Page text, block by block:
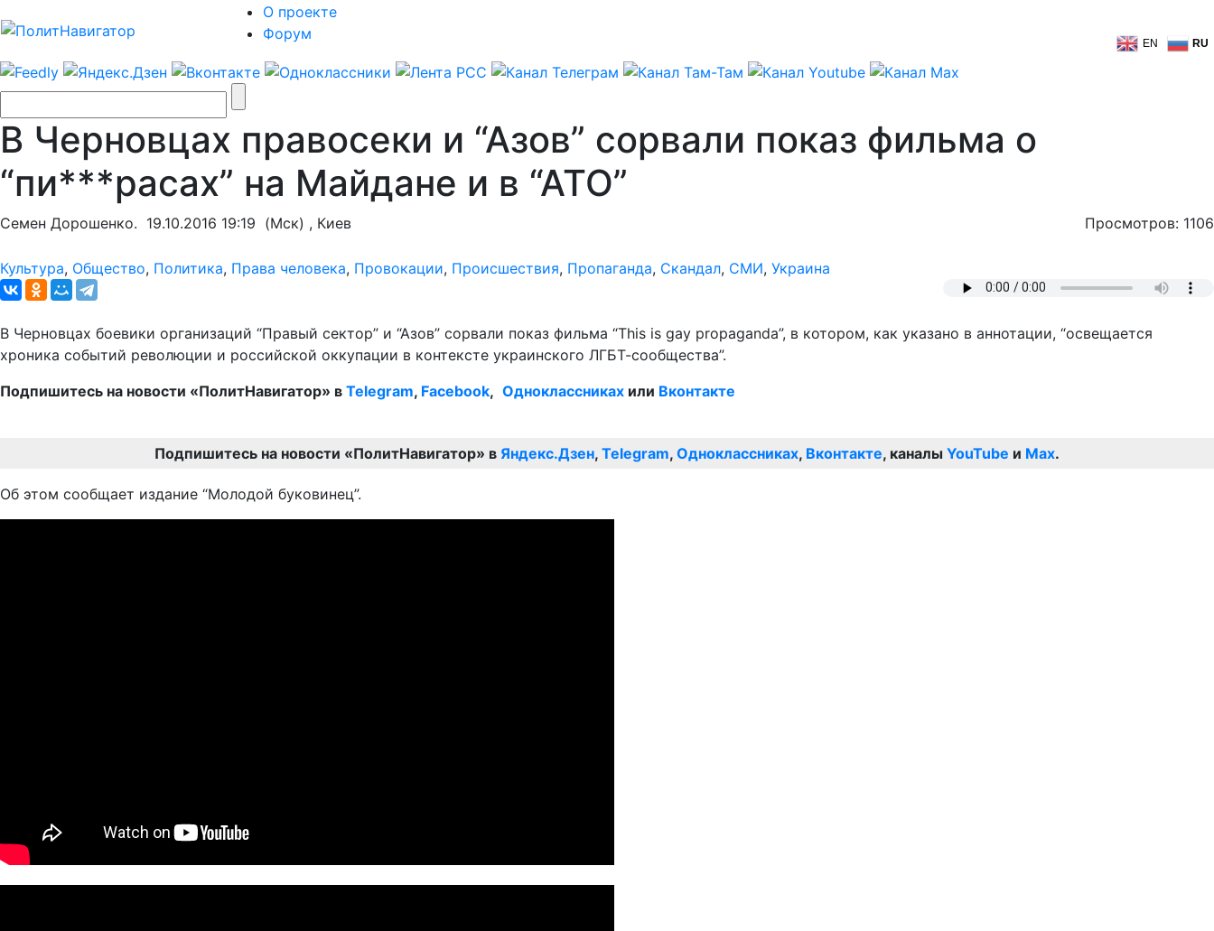
О проекте
Форум
EN RU
В Черновцах правосеки и “Азов” сорвали показ фильма о
“пи***расах” на Майдане и в “АТО”
Семен Дорошенко. 19.10.2016 19:19 (Мск) , Киев Просмотров: 1106
Культура, Общество, Политика, Права человека, Провокации, Происшествия, Пропаганда, Скандал, СМИ, Украина
В Черновцах боевики организаций “Правый сектор” и “Азов” сорвали показ фильма “This is gay propaganda”, в котором, как указано в аннотации, “освещается
хроника событий революции и российской оккупации в контексте украинского ЛГБТ-сообщества”.
Подпишитесь на новости «ПолитНавигатор» в Telegram, Facebook, Одноклассниках или Вконтакте
Подпишитесь на новости «ПолитНавигатор» в Яндекс.Дзен, Telegram, Одноклассниках, Вконтакте, каналы YouTube и Max.
Об этом сообщает издание “Молодой буковинец”.